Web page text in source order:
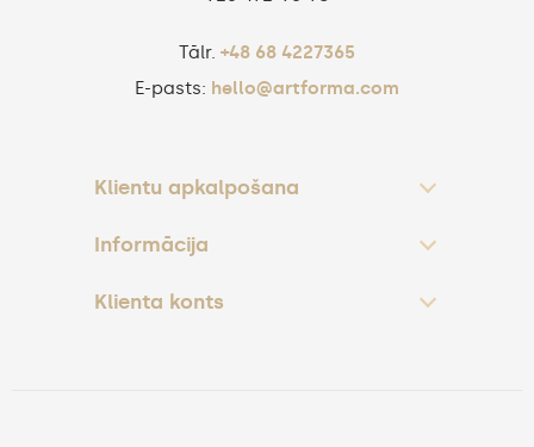
Tālr. +48 68 4227365
E-pasts: hello@artforma.com
Klientu apkalpošana
Informācija
Klienta konts